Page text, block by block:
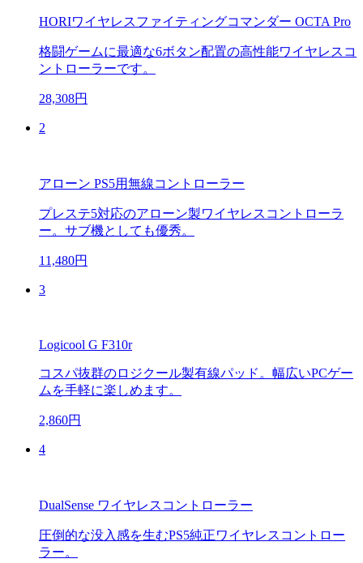
HORIワイヤレスファイティングコマンダー OCTA Pro
格闘ゲームに最適な6ボタン配置の高性能ワイヤレスコ
ントローラーです。
28,308円
2
アローン PS5用無線コントローラー
プレステ5対応のアローン製ワイヤレスコントローラ
ー。サブ機としても優秀。
11,480円
3
Logicool G F310r
コスパ抜群のロジクール製有線パッド。幅広いPCゲー
ムを手軽に楽しめます。
2,860円
4
DualSense ワイヤレスコントローラー
圧倒的な没入感を生むPS5純正ワイヤレスコントロー
ラー。